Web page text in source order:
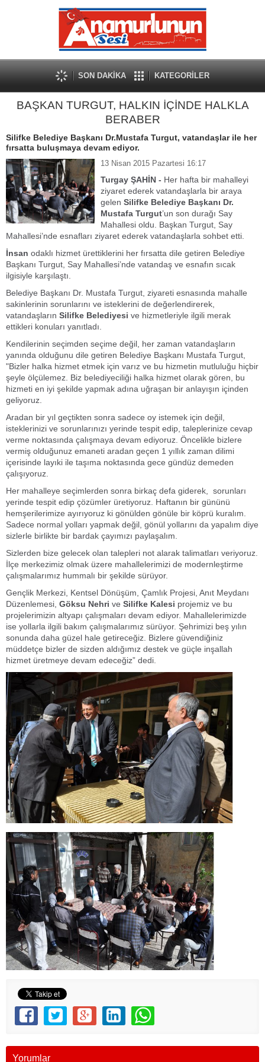
SON DAKİKA KATEGORİLER
BAŞKAN TURGUT, HALKIN İÇİNDE HALKLA
BERABER
Silifke Belediye Başkanı Dr.Mustafa Turgut, vatandaşlar ile her
fırsatta buluşmaya devam ediyor.
13 Nisan 2015 Pazartesi 16:17
Turgay ŞAHİN - Her hafta bir mahalleyi
ziyaret ederek vatandaşlarla bir araya
gelen Silifke Belediye Başkanı Dr.
Mustafa Turgut’un son durağı Say
Mahallesi oldu. Başkan Turgut, Say
Mahallesi’nde esnafları ziyaret ederek vatandaşlarla sohbet etti.
İnsan odaklı hizmet ürettiklerini her fırsatta dile getiren Belediye
Başkanı Turgut, Say Mahallesi’nde vatandaş ve esnafın sıcak
ilgisiyle karşılaştı.
Belediye Başkanı Dr. Mustafa Turgut, ziyareti esnasında mahalle
sakinlerinin sorunlarını ve isteklerini de değerlendirerek,
vatandaşların Silifke Belediyesi ve hizmetleriyle ilgili merak
ettikleri konuları yanıtladı.
Kendilerinin seçimden seçime değil, her zaman vatandaşların
yanında olduğunu dile getiren Belediye Başkanı Mustafa Turgut,
"Bizler halka hizmet etmek için varız ve bu hizmetin mutluluğu hiçbir
şeyle ölçülemez. Biz belediyeciliği halka hizmet olarak gören, bu
hizmeti en iyi şekilde yapmak adına uğraşan bir anlayışın içinden
geliyoruz.
Aradan bir yıl geçtikten sonra sadece oy istemek için değil,
isteklerinizi ve sorunlarınızı yerinde tespit edip, taleplerinize cevap
verme noktasında çalışmaya devam ediyoruz. Öncelikle bizlere
vermiş olduğunuz emaneti aradan geçen 1 yıllık zaman dilimi
içerisinde layıki ile taşıma noktasında gece gündüz demeden
çalışıyoruz.
Her mahalleye seçimlerden sonra birkaç defa giderek, sorunları
yerinde tespit edip çözümler üretiyoruz. Haftanın bir gününü
hemşerilerimize ayırıyoruz ki gönülden gönüle bir köprü kuralım.
Sadece normal yolları yapmak değil, gönül yollarını da yapalım diye
sizlerle birlikte bir bardak çayımızı paylaşalım.
Sizlerden bize gelecek olan talepleri not alarak talimatları veriyoruz.
İlçe merkezimiz olmak üzere mahallelerimizi de modernleştirme
çalışmalarımız hummalı bir şekilde sürüyor.
Gençlik Merkezi, Kentsel Dönüşüm, Çamlık Projesi, Anıt Meydanı
Düzenlemesi, Göksu Nehri ve Silifke Kalesi projemiz ve bu
projelerimizin altyapı çalışmaları devam ediyor. Mahallelerimizde
ise yollarla ilgili bakım çalışmalarımız sürüyor. Şehrimizi beş yılın
sonunda daha güzel hale getireceğiz. Bizlere güvendiğiniz
müddetçe bizler de sizden aldığımız destek ve güçle inşallah
hizmet üretmeye devam edeceğiz” dedi.
Yorumlar